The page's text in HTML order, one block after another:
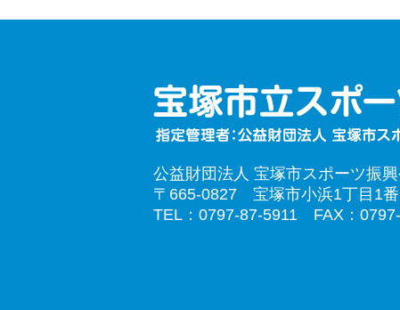
公益財団法人 宝塚市スポーツ振
〒665-0827 宝塚市小浜1丁目1
TEL：0797-87-5911 FAX：